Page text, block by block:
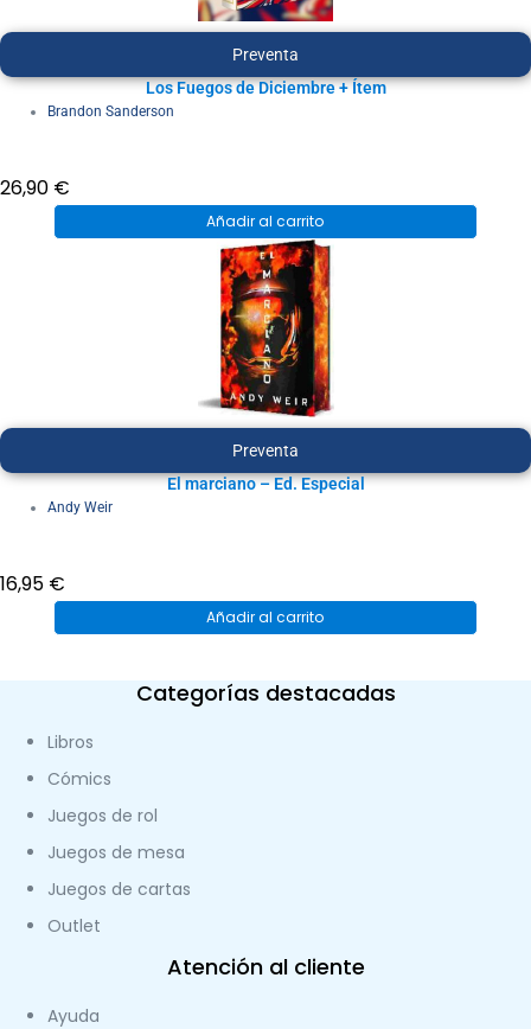
Preventa
Los Fuegos de Diciembre + Ítem
Brandon Sanderson
26,90 €
Añadir al carrito
Preventa
El marciano – Ed. Especial
Andy Weir
16,95 €
Añadir al carrito
Categorías destacadas
Libros
Cómics
Juegos de rol
Juegos de mesa
Juegos de cartas
Outlet
Atención al cliente
Ayuda